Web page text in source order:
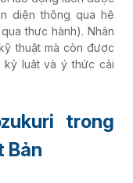
diện thông qua hệ
thực hành). Nhân
thuật mà còn được
kỷ luật và ý thức cải
trong
Bản